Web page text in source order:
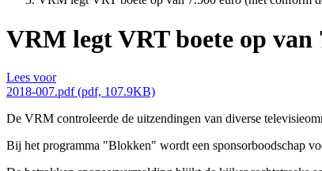
VRM legt VRT boete op van
Lees voor
2018-007.pdf (pdf, 107.9KB)
De VRM controleerde de uitzendingen van diverse
Bij het programma "Blokken" wordt een sponsorboodschap